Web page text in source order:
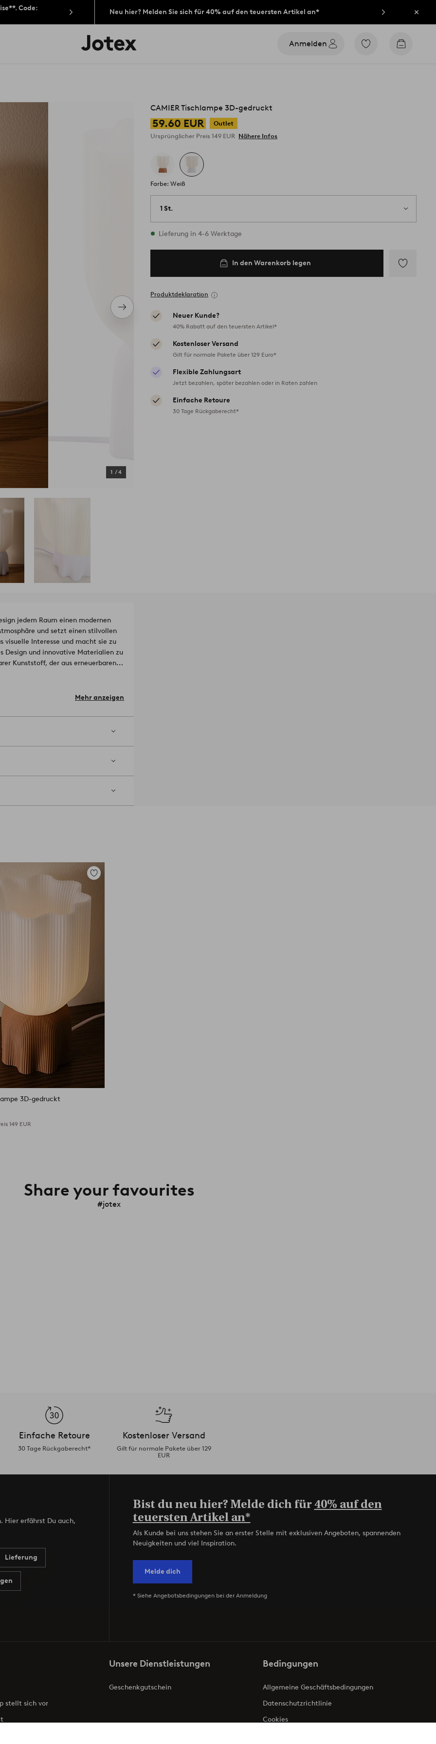
Code:
Neu hier? Melden Sie sich für 40% auf den teuersten Artikel an*
Jotex-
Logo
Anmelden
Zu
Zum
Nächstes
Produkt
1 /4
CAMIER Tischlampe 3D-gedruckt
59.60 EUR
Outlet
Ursprünglicher Preis149 EUR Nähere Infos
Farbe: Weiß
1 St.
Vorrätig
Lieferung in 4-6 Werktage
In den Warenkorb legen
Produktdeklaration
Neuer Kunde?
40% Rabatt auf den teuersten Artikel*
Kostenloser Versand
Gilt für normale Pakete über 129 Euro*
Flexible Zahlungsart
Jetzt bezahlen, später bezahlen oder in Raten zahlen
Einfache Retoure
30 Tage Rückgaberecht*
jedem Raum einen modernen
und setzt einen stilvollen
visuelle Interesse und macht sie zu
Design und innovative Materialien zu
Kunststoff, der aus erneuerbaren
Mehr anzeigen
Zu
hinzufügen
3D-gedruckt
149 EUR
Share your favourites
#jotex
Einfache Retoure
30 Tage Rückgaberecht*
Kostenloser Versand
Gilt für normale Pakete über 129
EUR
Hier erfährst Du auch,
Lieferung
Bist du neu hier? Melde dich für40% auf den
teuersten Artikel an*
Als Kunde bei uns stehen Sie an erster Stelle mit exklusiven Angeboten, spannenden
Neuigkeiten und viel Inspiration.
Melde dich
* Siehe Angebotsbedingungen bei der Anmeldung
stellt sich vor
Unsere Dienstleistungen
Geschenkgutschein
Bedingungen
Allgemeine Geschäftsbedingungen
Datenschutzrichtlinie
Cookies